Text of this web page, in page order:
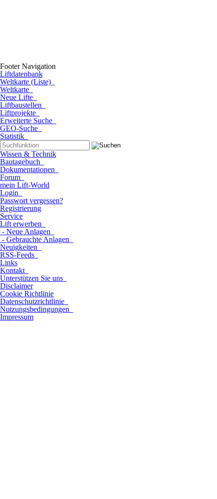
Footer Navigation
Liftdatenbank
Weltkarte (Liste)
Weltkarte
Neue Lifte
Liftbaustellen
Liftprojekte
Erweiterte Suche
GEO-Suche
Statistik
Wissen & Technik
Bautagebuch
Dokumentationen
Forum
mein Lift-World
Login
Passwort vergessen?
Registrierung
Service
Lift erwerben
- Neue Anlagen
- Gebrauchte Anlagen
Neuigkeiten
RSS-Feeds
Links
Kontakt
Unterstützen Sie uns
Disclaimer
Cookie Richtlinie
Datenschutzrichtlinie
Nutzungsbedingungen
Impressum